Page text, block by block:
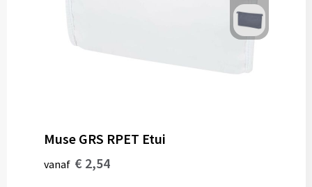
Muse GRS RPET Etui
vanaf € 2,54